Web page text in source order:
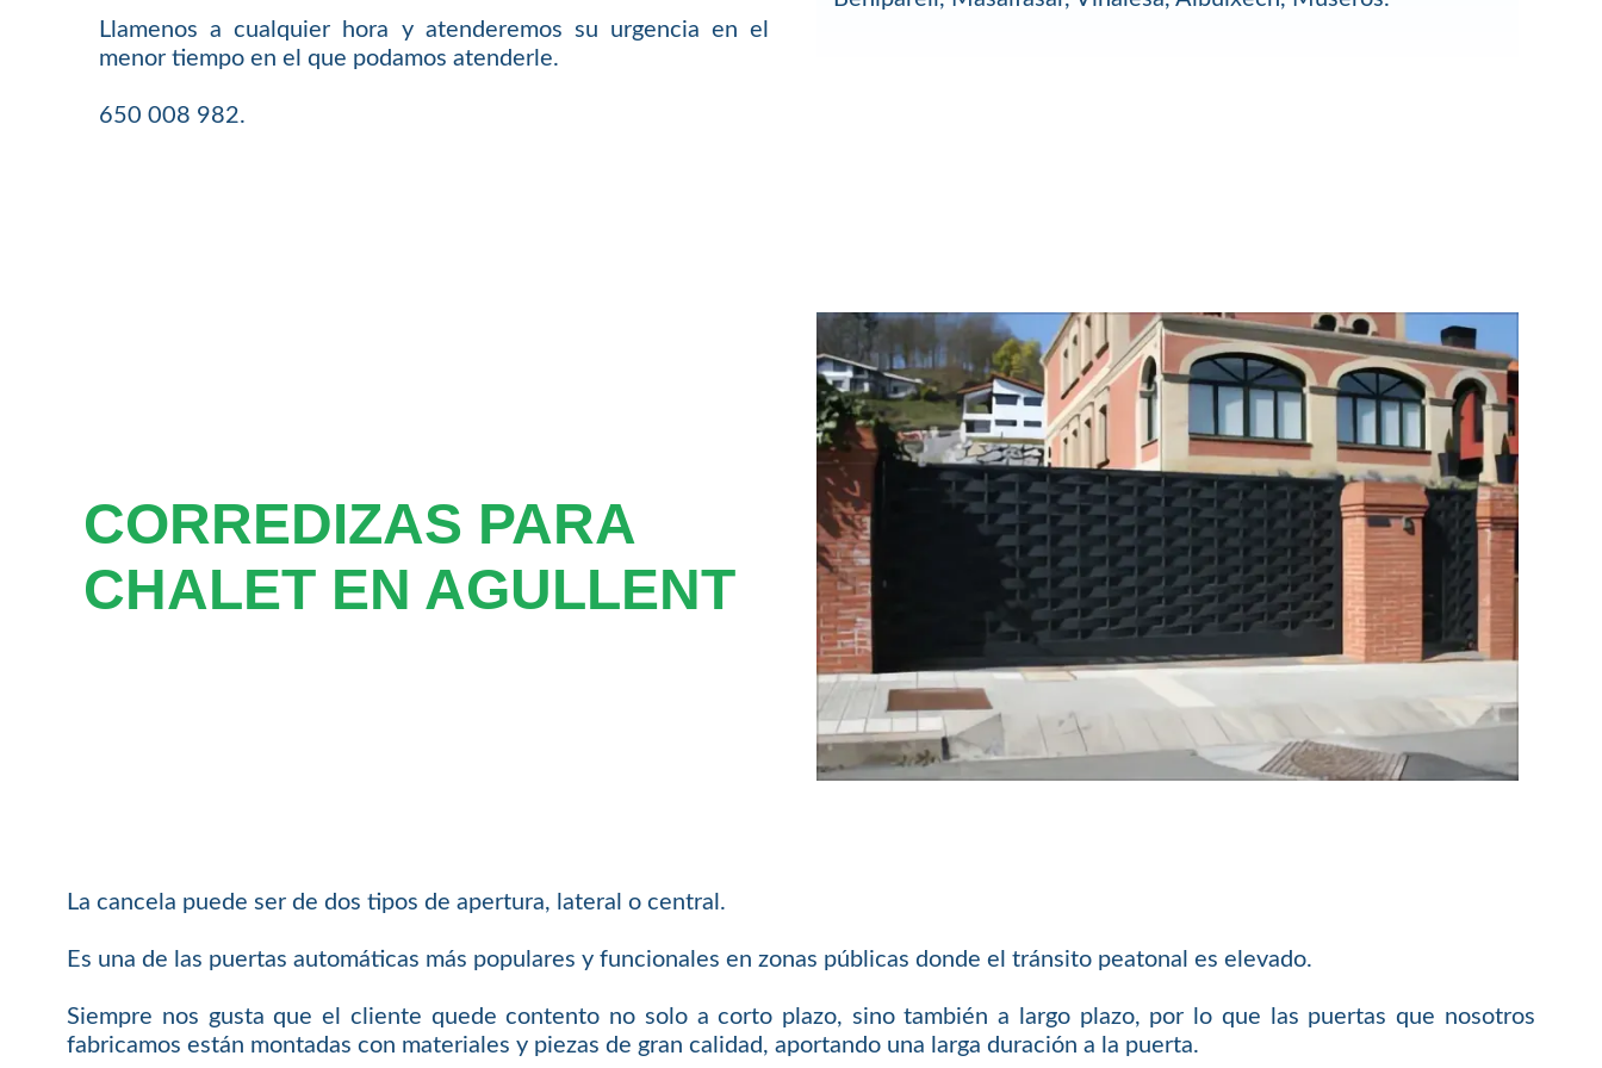
Llamenos a cualquier hora y atenderemos su urgencia en el
menor tiempo en el que podamos atenderle.
650 008 982.
CORREDIZAS PARA
CHALET EN AGULLENT
La cancela puede ser de dos tipos de apertura, lateral o central.
Es una de las puertas automáticas más populares y funcionales en zonas públicas donde el tránsito peatonal es elevado.
Siempre nos gusta que el cliente quede contento no solo a corto plazo, sino también a largo plazo, por lo que las puertas que nosotros
fabricamos están montadas con materiales y piezas de gran calidad, aportando una larga duración a la puerta.